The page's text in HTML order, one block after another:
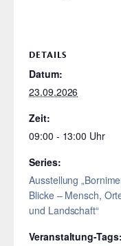
DETAILS
Datum:
23.09.2026
Zeit:
09:00 - 13:00
Series:
Ausstellung
Blicke – Mensch,
und Landschaft“
Veranstaltung-Tags: